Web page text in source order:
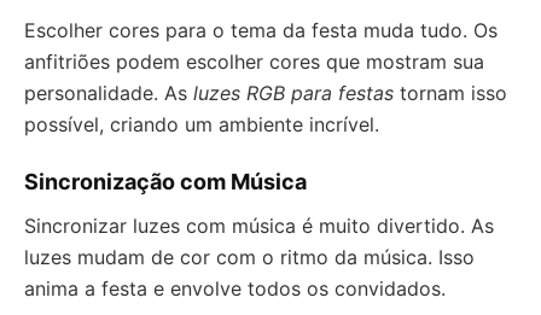
Escolher cores para o tema da festa muda tudo. Os
anfitriões podem escolher cores que mostram sua
personalidade. As luzes RGB para festas tornam isso
possível, criando um ambiente incrível.
Sincronização com Música
Sincronizar luzes com música é muito divertido. As
luzes mudam de cor com o ritmo da música. Isso
anima a festa e envolve todos os convidados.